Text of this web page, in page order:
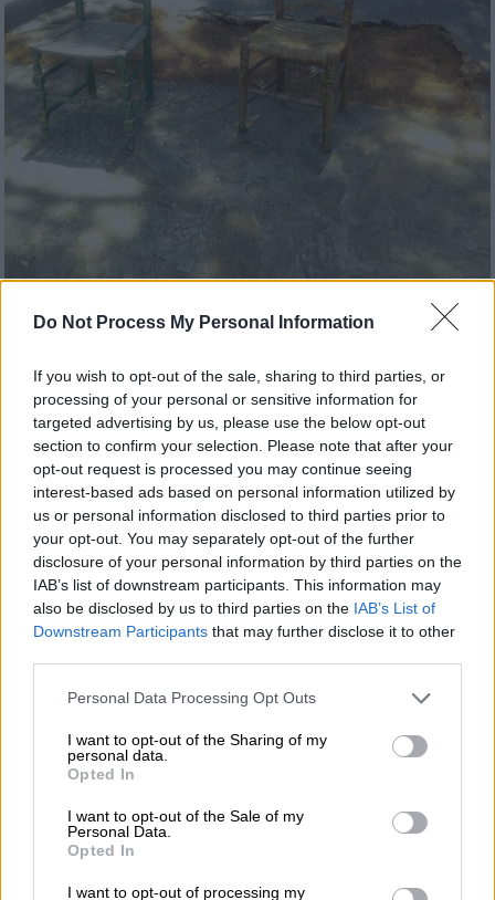
Do Not Process My Personal Information
If you wish to opt-out of the sale, sharing to third parties, or
processing of your personal or sensitive information for
targeted advertising by us, please use the below opt-out
section to confirm your selection. Please note that after your
opt-out request is processed you may continue seeing
interest-based ads based on personal information utilized by
us or personal information disclosed to third parties prior to
your opt-out. You may separately opt-out of the further
disclosure of your personal information by third parties on the
IAB’s list of downstream participants. This information may
also be disclosed by us to third parties on the IAB’s List of
Downstream Participants that may further disclose it to other
Please note that this website/app uses one or more Google
not limited to your visit or usage behaviour. You may click to
grant or deny consent to Google and its third-party tags to
use your data for below specified purposes in below Google
consent section.
Personal Data Processing Opt Outs
I want to opt-out of the Sharing of my
personal data.
Opted In
I want to opt-out of the Sale of my
Personal Data.
Opted In
I want to opt-out of processing my
Ελλάδα|24.07.2020 21:06
Φρίκη στο Μάτι: Έριξαν σε λάκκο
αταυτοποίητα κόκκαλα νεκρών από την
πυρκαγιά
Σήμερα έγινε καταγγελία στον Δήμο
Μαραθώνος που έχει την ευθύνη του
κοιμητηρίου Νέας Μάκρης - Τι είπε στο
ethnos.gr συγγενής θύματος